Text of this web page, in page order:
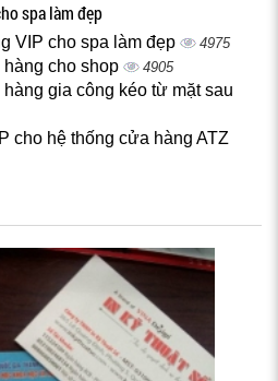
spa làm đẹp
VIP cho spa làm đẹp 4975
hàng cho shop 4905
gia công kéo từ mặt sau
cho hệ thống cửa hàng ATZ